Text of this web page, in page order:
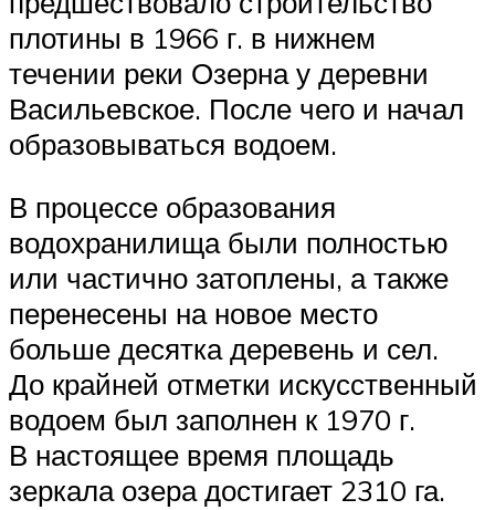
плотины в 1966 г. в нижнем
течении реки Озерна у деревни
Васильевское. После чего и начал
образовываться водоем.
В процессе образования
водохранилища были полностью
или частично затоплены, а также
перенесены на новое место
больше десятка деревень и сел.
До крайней отметки искусственный
водоем был заполнен к 1970 г.
В настоящее время площадь
зеркала озера достигает 2310 га.